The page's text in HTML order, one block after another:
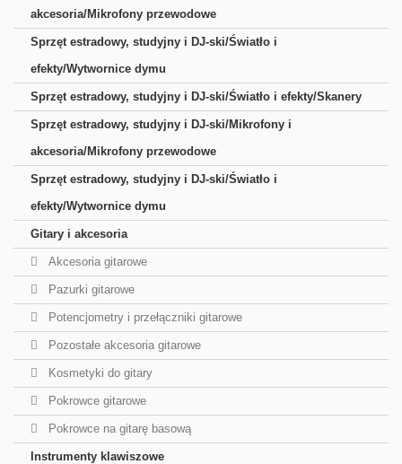
akcesoria/Mikrofony przewodowe
Sprzęt estradowy, studyjny i DJ-ski/Światło i
efekty/Wytwornice dymu
Sprzęt estradowy, studyjny i DJ-ski/Światło i efekty/Skanery
Sprzęt estradowy, studyjny i DJ-ski/Mikrofony i
akcesoria/Mikrofony przewodowe
Sprzęt estradowy, studyjny i DJ-ski/Światło i
efekty/Wytwornice dymu
Gitary i akcesoria
Akcesoria gitarowe
Pazurki gitarowe
Potencjometry i przełączniki gitarowe
Pozostałe akcesoria gitarowe
Kosmetyki do gitary
Pokrowce gitarowe
Pokrowce na gitarę basową
Instrumenty klawiszowe